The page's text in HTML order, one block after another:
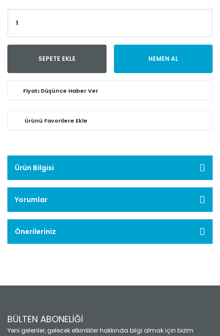
SEPETE EKLE HEMEN AL
Fiyatı Düşünce Haber Ver
Ürün Bilgisi
Yorumlar
Önerileriniz
BÜLTEN ABONELİĞİ
Yeni gelenler, gelecek etkinlikler hakkında bilgi almak için bizim